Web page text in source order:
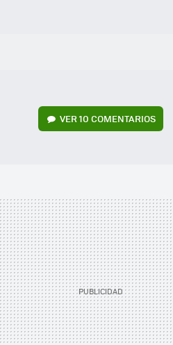
VER10 COMENTARIOS